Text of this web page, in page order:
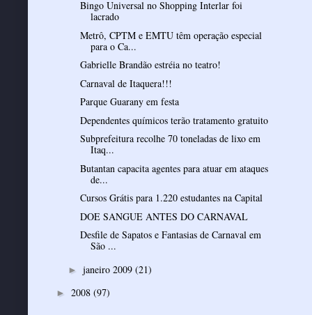
Bingo Universal no Shopping Interlar foi
lacrado
Metrô, CPTM e EMTU têm operação especial
para o Ca...
Gabrielle Brandão estréia no teatro!
Carnaval de Itaquera!!!
Parque Guarany em festa
Dependentes químicos terão tratamento gratuito
Subprefeitura recolhe 70 toneladas de lixo em
Itaq...
Butantan capacita agentes para atuar em ataques
de...
Cursos Grátis para 1.220 estudantes na Capital
DOE SANGUE ANTES DO CARNAVAL
Desfile de Sapatos e Fantasias de Carnaval em
São ...
► janeiro 2009 (21)
► 2008 (97)